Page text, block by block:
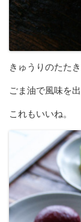
きゅうりのたた
ごま油で風味を出
これもいいね。